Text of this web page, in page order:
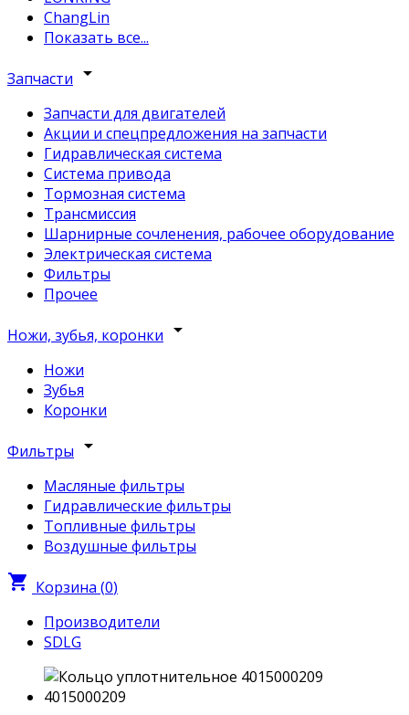
ChangLin
Показать все...
Запчасти arrow_drop_down
Запчасти для двигателей
Акции и спецпредложения на запчасти
Гидравлическая система
Система привода
Тормозная система
Трансмиссия
Шарнирные сочленения, рабочее оборудование
Электрическая система
Фильтры
Прочее
Ножи, зубья, коронки arrow_drop_down
Ножи
Зубья
Коронки
Фильтры arrow_drop_down
Масляные фильтры
Гидравлические фильтры
Топливные фильтры
Воздушные фильтры
shopping_cart Корзина (0)
Производители
SDLG